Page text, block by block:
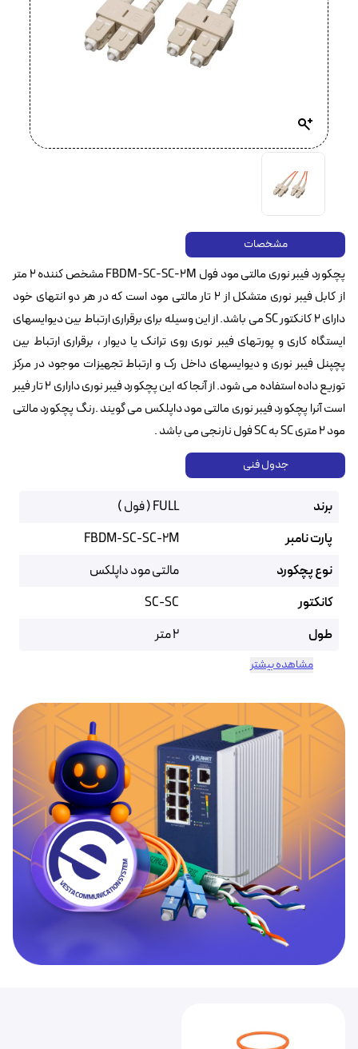
مشخصات
پچکورد فیبر نوری مالتی مود فول FBDM-SC-SC-2M مشخص کننده ۲ متر
از کابل فیبر نوری متشکل از ۲ تار مالتی مود است که در هر دو انتهای خود
دارای ۲ کانکتور SC می باشد. از این وسیله برای برقراری ارتباط بین دیوایسهای
ایستگاه کاری و پورتهای فیبر نوری روی ترانک یا دیوار ، برقراری ارتباط بین
پچپنل فیبر نوری و دیوایسهای داخل رک و ارتباط تجهیزات موجود در مرکز
توزیع داده استفاده می شود. از آنجا که این پچکورد فیبر نوری داراری ۲ تار فیبر
است آنرا پچکورد فیبر نوری مالتی مود داپلکس می گویند .رنگ پچکورد مالتی
مود ۲ متری SC به SC فول نارنجی می باشد .
جدول فنی
برند
FULL ( فول )
پارت نامبر
FBDM-SC-SC-2M
نوع پچکورد
مالتی مود داپلکس
کانکتور
SC-SC
طول
2 متر
مشاهده بیشتر